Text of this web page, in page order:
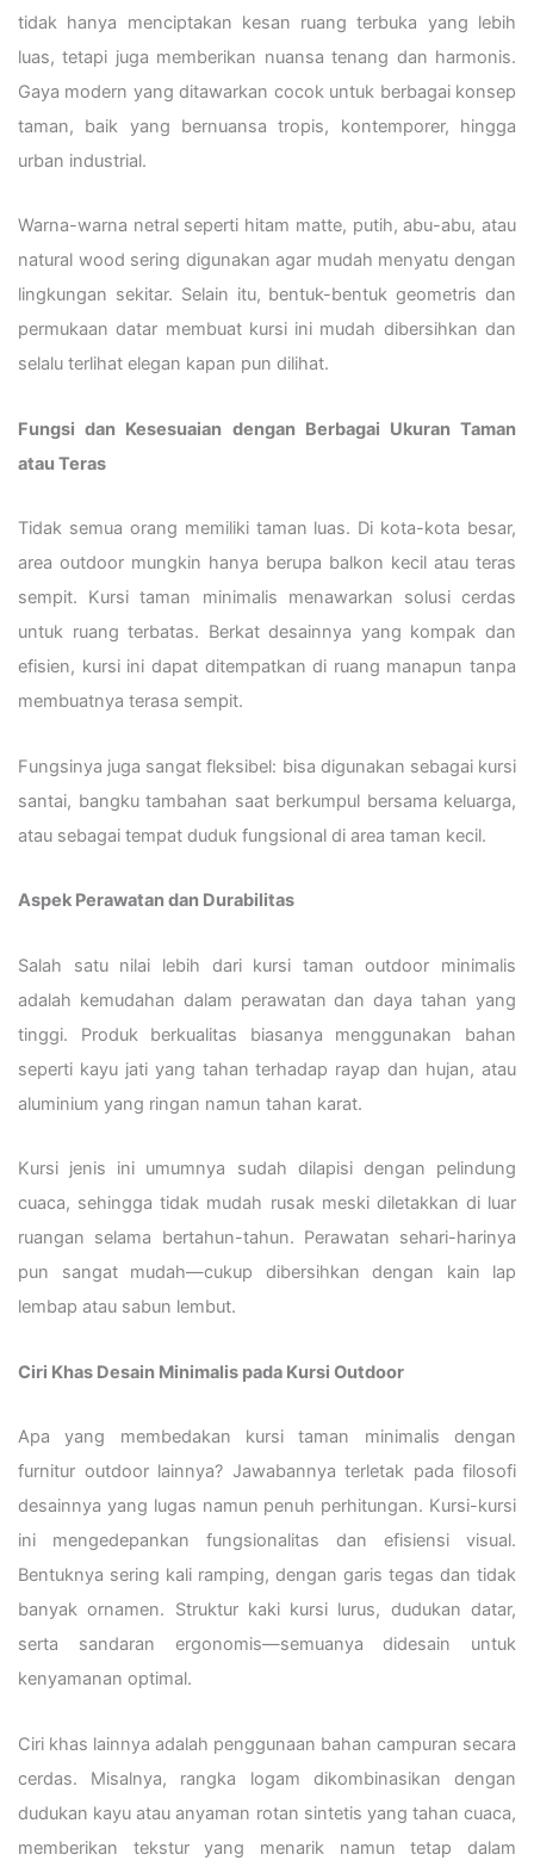
tidak hanya menciptakan kesan ruang terbuka yang lebih
luas, tetapi juga memberikan nuansa tenang dan harmonis.
Gaya modern yang ditawarkan cocok untuk berbagai konsep
taman, baik yang bernuansa tropis, kontemporer, hingga
urban industrial.
Warna-warna netral seperti hitam matte, putih, abu-abu, atau
natural wood sering digunakan agar mudah menyatu dengan
lingkungan sekitar. Selain itu, bentuk-bentuk geometris dan
permukaan datar membuat kursi ini mudah dibersihkan dan
selalu terlihat elegan kapan pun dilihat.
Fungsi dan Kesesuaian dengan Berbagai Ukuran Taman
atau Teras
Tidak semua orang memiliki taman luas. Di kota-kota besar,
area outdoor mungkin hanya berupa balkon kecil atau teras
sempit. Kursi taman minimalis menawarkan solusi cerdas
untuk ruang terbatas. Berkat desainnya yang kompak dan
efisien, kursi ini dapat ditempatkan di ruang manapun tanpa
membuatnya terasa sempit.
Fungsinya juga sangat fleksibel: bisa digunakan sebagai kursi
santai, bangku tambahan saat berkumpul bersama keluarga,
atau sebagai tempat duduk fungsional di area taman kecil.
Aspek Perawatan dan Durabilitas
Salah satu nilai lebih dari kursi taman outdoor minimalis
adalah kemudahan dalam perawatan dan daya tahan yang
tinggi. Produk berkualitas biasanya menggunakan bahan
seperti kayu jati yang tahan terhadap rayap dan hujan, atau
aluminium yang ringan namun tahan karat.
Kursi jenis ini umumnya sudah dilapisi dengan pelindung
cuaca, sehingga tidak mudah rusak meski diletakkan di luar
ruangan selama bertahun-tahun. Perawatan sehari-harinya
pun sangat mudah—cukup dibersihkan dengan kain lap
lembap atau sabun lembut.
Ciri Khas Desain Minimalis pada Kursi Outdoor
Apa yang membedakan kursi taman minimalis dengan
furnitur outdoor lainnya? Jawabannya terletak pada filosofi
desainnya yang lugas namun penuh perhitungan. Kursi-kursi
ini mengedepankan fungsionalitas dan efisiensi visual.
Bentuknya sering kali ramping, dengan garis tegas dan tidak
banyak ornamen. Struktur kaki kursi lurus, dudukan datar,
serta sandaran ergonomis—semuanya didesain untuk
kenyamanan optimal.
Ciri khas lainnya adalah penggunaan bahan campuran secara
cerdas. Misalnya, rangka logam dikombinasikan dengan
dudukan kayu atau anyaman rotan sintetis yang tahan cuaca,
memberikan tekstur yang menarik namun tetap dalam